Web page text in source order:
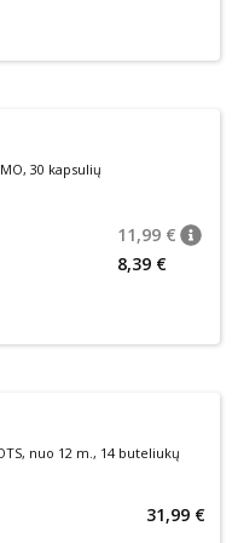
30 kapsulių
5.00
klubo narių nuolaida
11,99 €
8,39 €
nuo 12 m., 14 buteliukų
5.00
31,99 €